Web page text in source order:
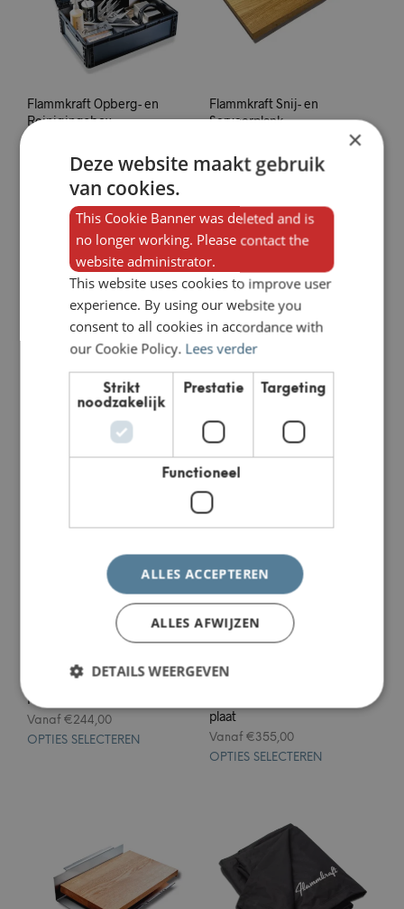
Flammkraft Opberg- en
Reinigingsbox
TOEVOEGEN AAN
WINKELWAGEN
Flammkraft Snij- en
Serveerplank
TOEVOEGEN AAN
WINKELWAGEN
Flammkraft Rotisserie
690,00
en Grillsteen
Vanaf
244,00
OPTIES SELECTEREN
Flammkraft Wok
Vanaf €244,00
OPTIES SELECTEREN
plaat
Vanaf €355,00
OPTIES SELECTEREN
×
Deze website maakt gebruik
van cookies.
This Cookie Banner was deleted and is
no longer working. Please contact the
website administrator.
This website uses cookies to improve user
experience. By using our website you
consent to all cookies in accordance with
our Cookie Policy. Lees verder
Strikt
noodzakelijk
Prestatie Targeting
Functioneel
ALLES ACCEPTEREN
ALLES AFWIJZEN
DETAILS WEERGEVEN